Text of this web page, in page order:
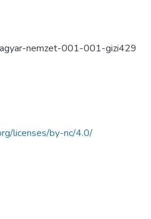
nemzet-001-001-gizi429
licenses/by-nc/4.0/